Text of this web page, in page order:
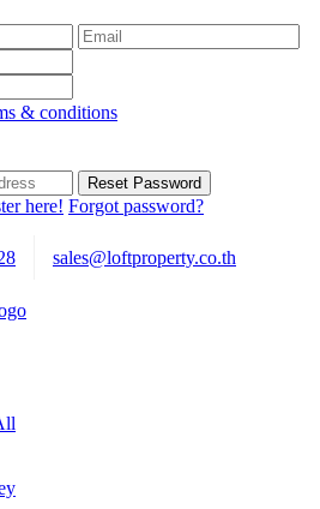
& conditions
Reset Password
here! Forgot password?
sales@loftproperty.co.th